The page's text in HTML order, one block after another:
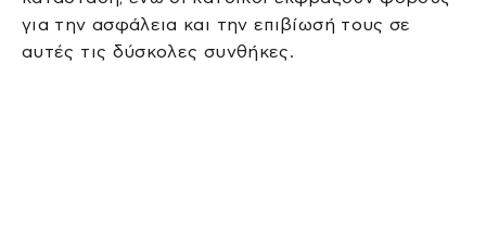
για την ασφάλεια και την επιβίωσή τους σε
αυτές τις δύσκολες συνθήκες.